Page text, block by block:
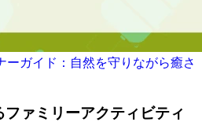
ーガイド：自然を守りながら癒さ
ァミリーアクティビティ